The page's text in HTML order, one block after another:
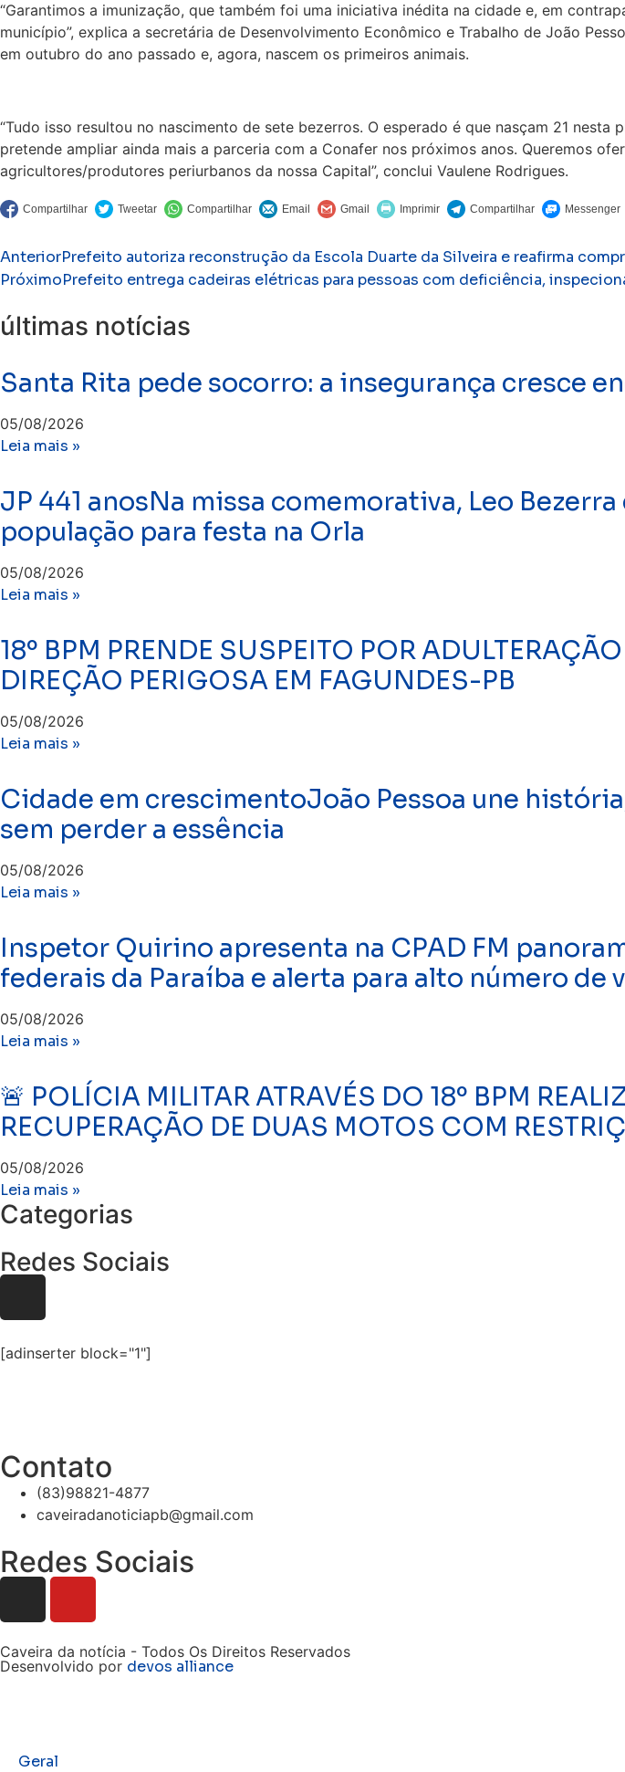
“Garantimos a imunização, que também foi uma iniciativa inédita na cidade e, em
município”, explica a secretária de Desenvolvimento Econômico e Trabalho de João
em outubro do ano passado e, agora, nascem os primeiros animais.
“Tudo isso resultou no nascimento de sete bezerros. O esperado é que nasçam 21
pretende ampliar ainda mais a parceria com a Conafer nos próximos anos. Queremos
agricultores/produtores periurbanos da nossa Capital”, conclui Vaulene Rodrigues.
AnteriorPrefeito autoriza reconstrução da Escola Duarte da Silveira e reafirma
PróximoPrefeito entrega cadeiras elétricas para pessoas com deficiência,
últimas notícias
Santa Rita pede socorro: a insegurança cresce
05/08/2026
Leia mais »
JP 441 anosNa missa comemorativa, Leo
população para festa na Orla
05/08/2026
Leia mais »
18º BPM PRENDE SUSPEITO POR
DIREÇÃO PERIGOSA EM FAGUNDES-PB
05/08/2026
Leia mais »
Cidade em crescimentoJoão Pessoa une
sem perder a essência
05/08/2026
Leia mais »
Inspetor Quirino apresenta na CPAD FM
federais da Paraíba e alerta para alto número de
05/08/2026
Leia mais »
🚨 POLÍCIA MILITAR ATRAVÉS DO 18º BPM
RECUPERAÇÃO DE DUAS MOTOS COM
05/08/2026
Leia mais »
Categorias
Redes Sociais
[adinserter block="1"]
Contato
(83)98821-4877
caveiradanoticiapb@gmail.com
Redes Sociais
Caveira da notícia - Todos Os Direitos Reservados
Desenvolvido por devos alliance
Geral